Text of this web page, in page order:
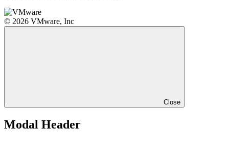
© 2026 VMware, Inc
Close
Modal Header